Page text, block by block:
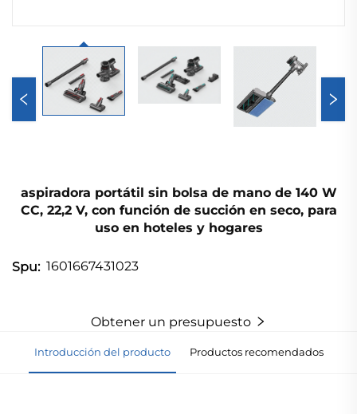
aspiradora portátil sin bolsa de mano de 140 W
CC, 22,2 V, con función de succión en seco, para
uso en hoteles y hogares
Spu: 1601667431023
Obtener un presupuesto
Introducción del producto Productos recomendados